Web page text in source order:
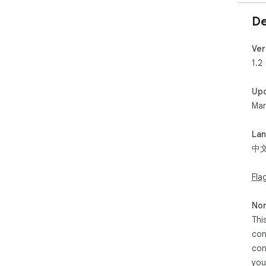
1.2
中